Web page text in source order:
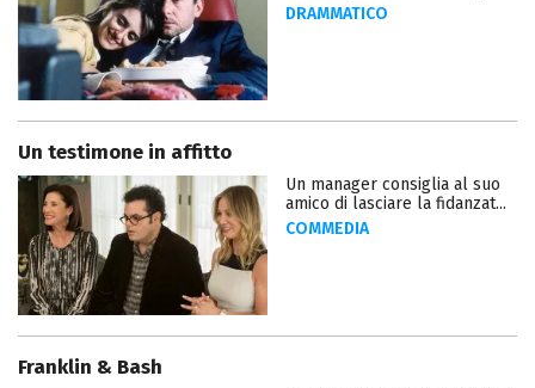
DRAMMATICO
Un testimone in affitto
Un manager consiglia al suo
amico di lasciare la fidanzat...
COMMEDIA
Franklin & Bash